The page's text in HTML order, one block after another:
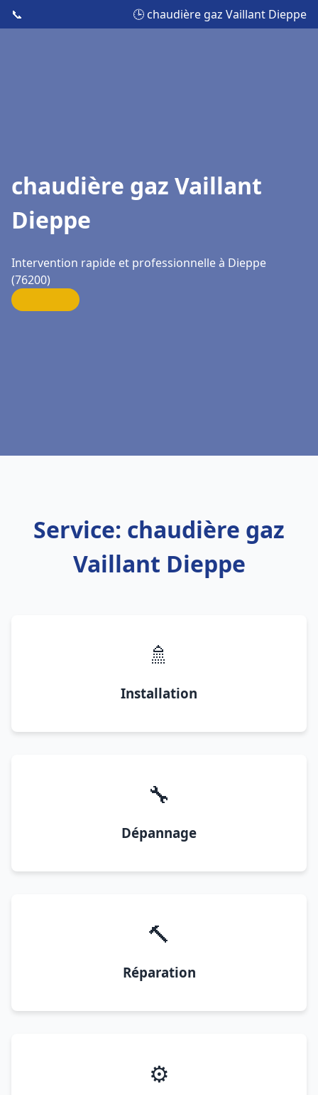
📞 🕒 chaudière gaz Vaillant Dieppe
chaudière gaz Vaillant
Dieppe
Intervention rapide et professionnelle à Dieppe
(76200)
Service: chaudière gaz
Vaillant Dieppe
🚿
Installation
🔧
Dépannage
🔨
Réparation
⚙️